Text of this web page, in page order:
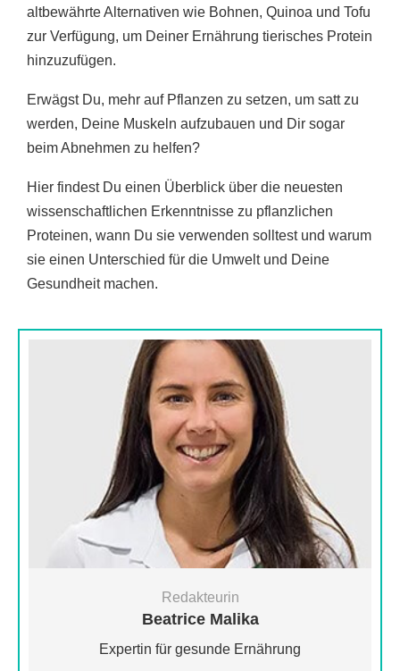
altbewährte Alternativen wie Bohnen, Quinoa und Tofu
zur Verfügung, um Deiner Ernährung tierisches Protein
hinzuzufügen.
Erwägst Du, mehr auf Pflanzen zu setzen, um satt zu
werden, Deine Muskeln aufzubauen und Dir sogar
beim Abnehmen zu helfen?
Hier findest Du einen Überblick über die neuesten
wissenschaftlichen Erkenntnisse zu pflanzlichen
Proteinen, wann Du sie verwenden solltest und warum
sie einen Unterschied für die Umwelt und Deine
Gesundheit machen.
Redakteurin
Beatrice Malika
Expertin für gesunde Ernährung